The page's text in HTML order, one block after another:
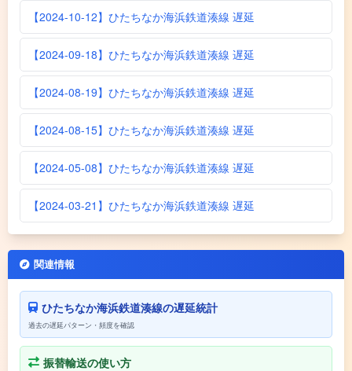
【2024-10-12】ひたちなか海浜鉄道湊線 遅延
【2024-09-18】ひたちなか海浜鉄道湊線 遅延
【2024-08-19】ひたちなか海浜鉄道湊線 遅延
【2024-08-15】ひたちなか海浜鉄道湊線 遅延
【2024-05-08】ひたちなか海浜鉄道湊線 遅延
【2024-03-21】ひたちなか海浜鉄道湊線 遅延
関連情報
ひたちなか海浜鉄道湊線の遅延統計
過去の遅延パターン・頻度を確認
振替輸送の使い方